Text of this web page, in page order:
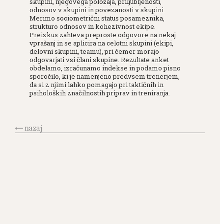
odnosov v skupini in povezanosti v skupini.
Merimo sociometrični status posameznika,
strukturo odnosov in kohezivnost ekipe.
Preizkus zahteva preproste odgovore na nekaj
vprašanj in se aplicira na celotni skupini (ekipi,
delovni skupini, teamu), pri čemer morajo
odgovarjati vsi člani skupine. Rezultate anket
obdelamo, izračunamo indekse in podamo pisno
sporočilo, ki je namenjeno predvsem trenerjem,
da si z njimi lahko pomagajo pri taktičnih in
psiholoških značilnostih priprav in treniranja.
nazaj